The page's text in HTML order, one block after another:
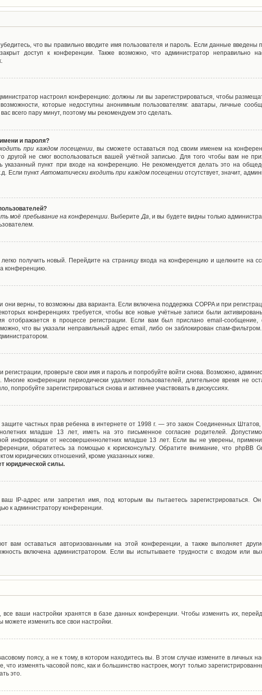
что вы правильно вводите имя пользователя и пароль. Если данные введены
доступ к конференции. Также возможно, что администратор неправильно
настроил конференцию: должны ли вы зарегистрироваться, чтобы
которые недоступны анонимным пользователям: аватары, личные
всего пару минут, поэтому мы рекомендуем это сделать.
и пароля?
при каждом посещении, вы сможете оставаться под своим именем на
другой не смог воспользоваться вашей учётной записью. Для того чтобы вам не
пункт при входе на конференцию. Не рекомендуется делать это на
Если пунктАвтоматически входить при каждом посещенииотсутствует, значит,
моё пребывание на конференции. ВыберитеДа, и вы будете видны только
получить новый. Перейдите на страницу входа на конференцию и щелкните на
конференцию.
верны, то возможны два варианта. Если включена поддержка COPPA и при
конференциях требуется, чтобы все новые учётные записи были
отображается в процессе регистрации. Если вам был прислано email-сообщение,
что вы указали неправильный адрес email, либо он заблокирован спам-
проверьте свои имя и пароль и попробуйте войти снова. Возможно,
конференции периодически удаляют пользователей, длительное время не
зарегистрироваться снова и активнее участвовать в дискуссиях.
частных прав ребенка в интернете от 1998 г. — это закон Соединенных
младше 13 лет, иметь на это письменное согласие родителей.
информации от несовершеннолетних младше 13 лет. Если вы не уверены,
обратитесь за помощью к юрисконсульту. Обратите внимание, что phpBB
юридических отношений, кроме указанных ниже.
юридической силы.
IP-адрес или запретил имя, под которым вы пытаетесь зарегистрироваться.
к администратору конференции.
вам оставаться авторизованными на этой конференции, а также выполняет
включена администратором. Если вы испытываете трудности с входом или
все ваши настройки хранятся в базе данных конференции. Чтобы изменить их,
можете изменить все свои настройки.
поясу, а не к тому, в котором находитесь вы. В этом случае измените в личных
что изменять часовой пояс, как и большинство настроек, могут только
это.